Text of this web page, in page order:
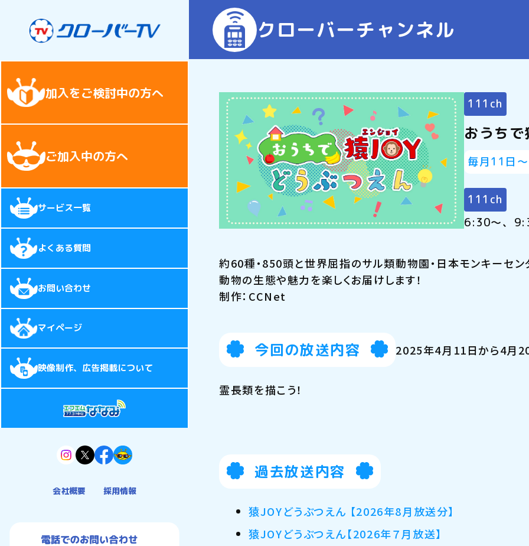
加入をご検討中の方へ
ご加入中の方へ
サービス一覧
よくある質問
お問い合わせ
マイページ
映像制作、広告掲載について
会社概要 採用情報
クローバーチャンネル
111ch
おうち
毎月11日
111ch
6:30～、
約60種・850頭と世界屈指のサル類動物園・日本モンキーセ
動物の生態や魅力を楽しくお届けします！
制作：CCNet
今回の放送内容 2025年4月11日から4月
霊長類を描こう！
過去放送内容
猿JOYどうぶつえん 【2026年8月放送分】
猿JOYどうぶつえん【2026年７月放送】